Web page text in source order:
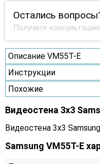
Остались
Получите
Описание VM55T-E
Инструкции
Похожие
Видеостена 3x3
Видеостена 3x3
Samsung VM55T-E